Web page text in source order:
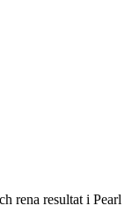
rena resultat i Pearl